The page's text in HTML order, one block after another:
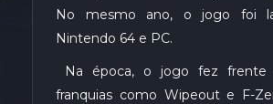
No mesmo ano, o jogo foi
Nintendo 64 e PC.
Na época, o jogo fez frente
franquias como Wipeout e F-